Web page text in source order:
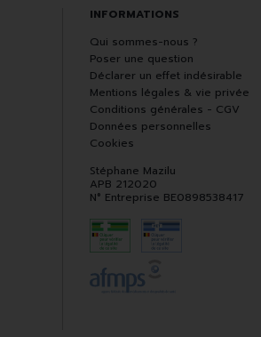
INFORMATIONS
Qui sommes-nous ?
Poser une question
Déclarer un effet indésirable
Mentions légales & vie privée
Conditions générales - CGV
Données personnelles
Cookies
Stéphane Mazilu
APB 212020
N° Entreprise BE0898538417